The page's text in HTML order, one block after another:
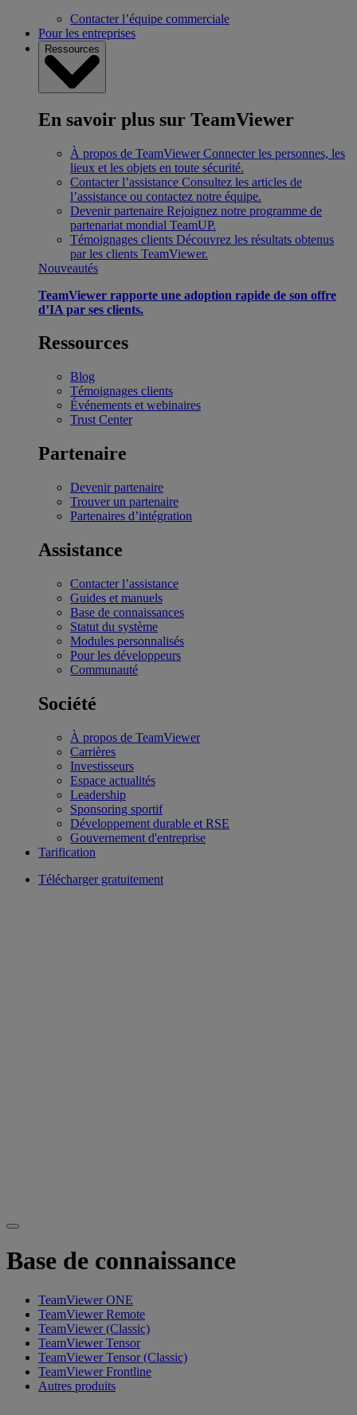
Contacter l’équipe commerciale
Pour les entreprises
Ressources
En savoir plus sur TeamViewer
À propos de TeamViewer Connecter les personnes, les
lieux et les objets en toute sécurité.
Contacter l’assistance Consultez les articles de
l’assistance ou contactez notre équipe.
Devenir partenaire Rejoignez notre programme de
partenariat mondial TeamUP.
Témoignages clients Découvrez les résultats obtenus
par les clients TeamViewer.
Nouveautés
TeamViewer rapporte une adoption rapide de son offre
d’IA par ses clients.
Ressources
Blog
Témoignages clients
Événements et webinaires
Trust Center
Partenaire
Devenir partenaire
Trouver un partenaire
Partenaires d’intégration
Assistance
Contacter l’assistance
Guides et manuels
Base de connaissances
Statut du système
Modules personnalisés
Pour les développeurs
Communauté
Société
À propos de TeamViewer
Carrières
Investisseurs
Espace actualités
Leadership
Sponsoring sportif
Développement durable et RSE
Gouvernement d'entreprise
Tarification
Télécharger gratuitement
Base de connaissance
TeamViewer ONE
TeamViewer Remote
TeamViewer (Classic)
TeamViewer Tensor
TeamViewer Tensor (Classic)
TeamViewer Frontline
Autres produits